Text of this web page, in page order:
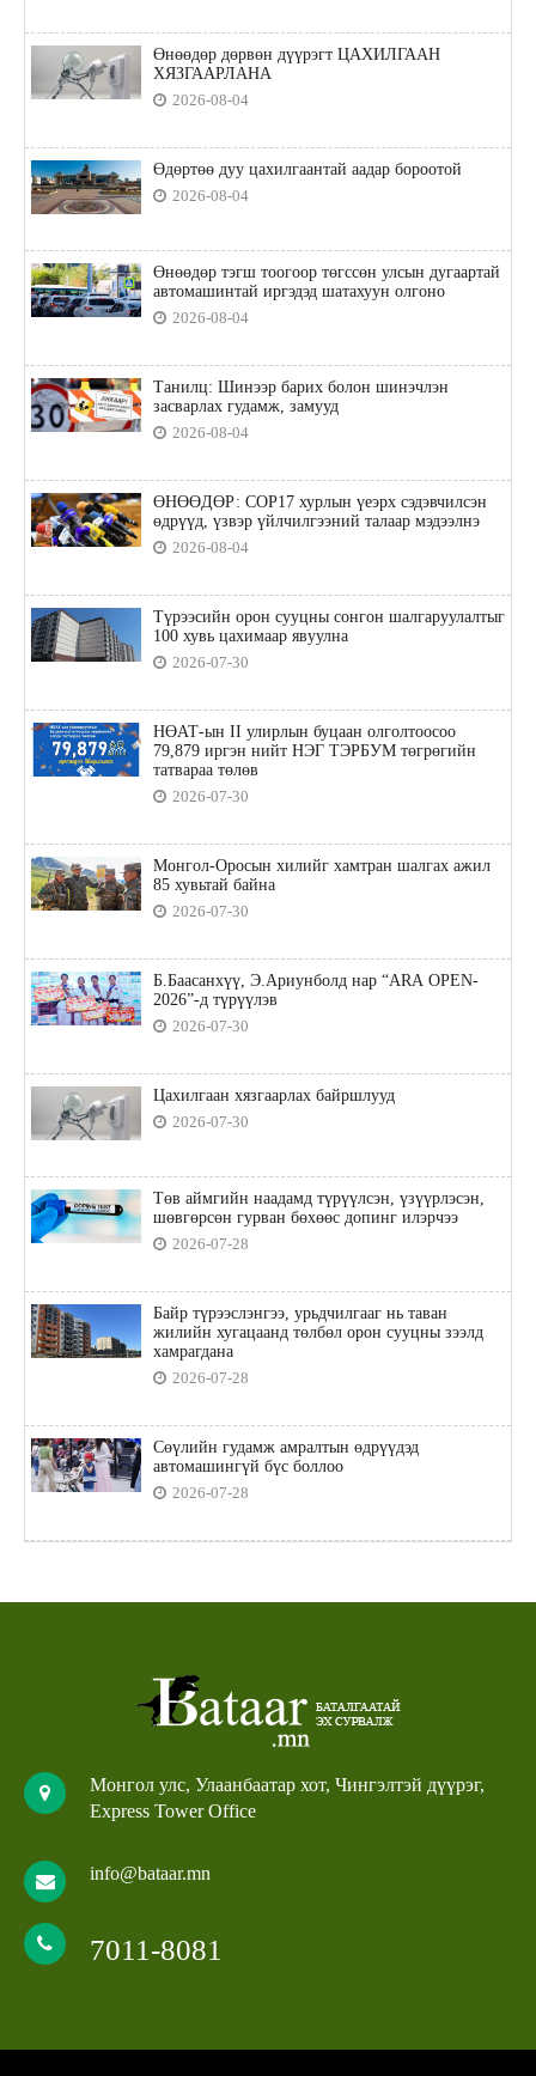
Өнөөдөр дөрвөн дүүрэгт ЦАХИЛГААН
ХЯЗГААРЛАНА
2026-08-04
Өдөртөө дуу цахилгаантай аадар бороотой
2026-08-04
Өнөөдөр тэгш тоогоор төгссөн улсын дугаартай
автомашинтай иргэдэд шатахуун олгоно
2026-08-04
Танилц: Шинээр барих болон шинэчлэн
засварлах гудамж, замууд
2026-08-04
ӨНӨӨДӨР: COP17 хурлын үеэрх сэдэвчилсэн
өдрүүд, үзвэр үйлчилгээний талаар мэдээлнэ
2026-08-04
Түрээсийн орон сууцны сонгон шалгаруулалтыг
100 хувь цахимаар явуулна
2026-07-30
НӨАТ-ын II улирлын буцаан олголтоосоо
79,879 иргэн нийт НЭГ ТЭРБУМ төгрөгийн
татвараа төлөв
2026-07-30
Монгол-Оросын хилийг хамтран шалгах ажил
85 хувьтай байна
2026-07-30
Б.Баасанхүү, Э.Ариунболд нар “ARA OPEN-
2026”-д түрүүлэв
2026-07-30
Цахилгаан хязгаарлах байршлууд
2026-07-30
Төв аймгийн наадамд түрүүлсэн, үзүүрлэсэн,
шөвгөрсөн гурван бөхөөс допинг илэрчээ
2026-07-28
Байр түрээслэнгээ, урьдчилгааг нь таван
жилийн хугацаанд төлбөл орон сууцны зээлд
хамрагдана
2026-07-28
Сөүлийн гудамж амралтын өдрүүдэд
автомашингүй бүс боллоо
2026-07-28
Монгол улс, Улаанбаатар хот, Чингэлтэй дүүрэг,
Express Tower Office
info@bataar.mn
7011-8081